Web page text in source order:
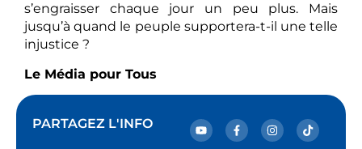
s’engraisser chaque jour un peu plus. Mais
jusqu’à quand le peuple supportera-t-il une telle
injustice ?
Le Média pour Tous
PARTAGEZ L'INFO